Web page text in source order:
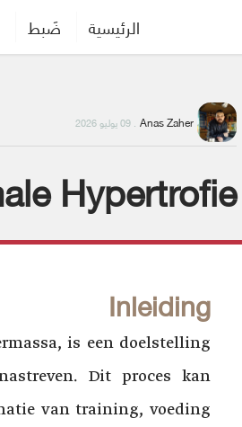
الرئيسية ضَبط
Anas Zaher . 09 يوليو 2026
Hypertrofie
Inleiding
is een doelstelling
Dit proces kan
van training, voeding